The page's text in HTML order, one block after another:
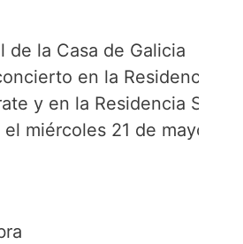
de la Casa de Galicia
en la Residencia
y en la Residencia San
miércoles 21 de mayo a